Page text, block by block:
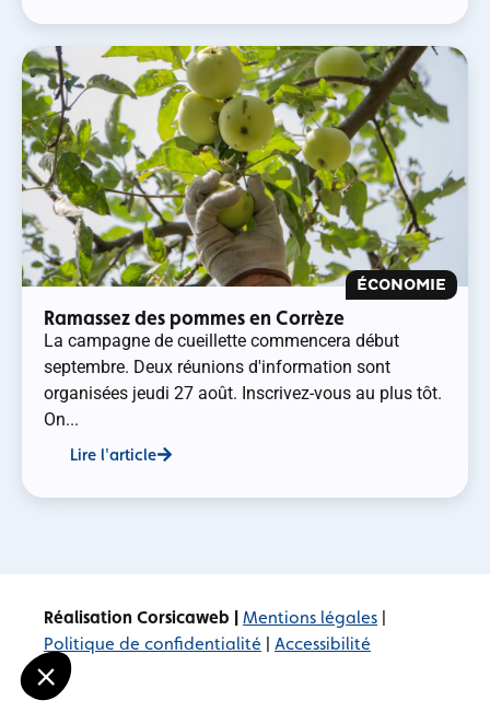
ÉCONOMIE
Ramassez des pommes en Corrèze
La campagne de cueillette commencera début
septembre. Deux réunions d'information sont
organisées jeudi 27 août. Inscrivez-vous au plus tôt.
On...
Lire l'article
Réalisation Corsicaweb | Mentions légales |
Politique de confidentialité | Accessibilité